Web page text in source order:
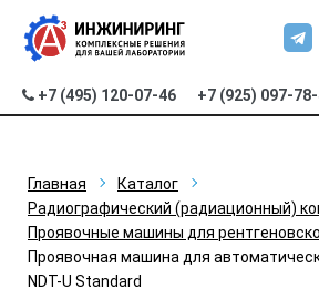
+7 (495) 120-07-46 +7 (925) 097-
Главная
Каталог
Радиографический (радиационный)
Проявочные машины для
Проявочная машина для
NDT-U Standard